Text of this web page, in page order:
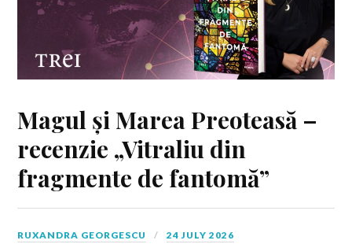
Magul și Marea Preoteasă –
recenzie „Vitraliu din
fragmente de fantomă”
RUXANDRA GEORGESCU 24 JULY 2026